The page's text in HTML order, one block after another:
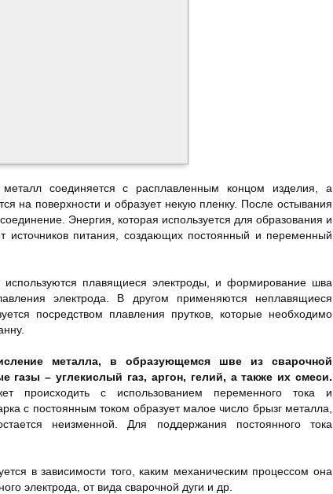
соединяется с расплавленным концом изделия, а
на поверхности и образует некую пленку. После остывания
Энергия, которая используется для образования и
источников питания, создающих постоянный и переменный
плавящиеся электроды, и формирование шва
электрода. В другом применяются неплавящиеся
посредством плавления прутков, которые необходимо
металла, в образующемся шве из сварочной
газы – углекислый газ, аргон, гелий, а также их смеси.
происходить с использованием переменного тока и
с постоянным током образует малое число брызг металла,
неизменной. Для поддержания постоянного тока
в зависимости того, каким механическим процессом она
электрода, от вида сварочной дуги и др.